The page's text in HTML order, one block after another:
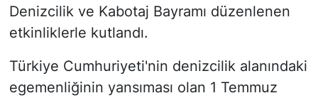
Denizcilik ve Kabotaj Bayramı düzenlenen
etkinliklerle kutlandı.
Türkiye Cumhuriyeti'nin denizcilik alanındaki
egemenliğinin yansıması olan 1 Temmuz